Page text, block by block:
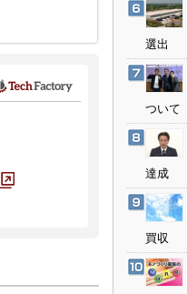
選出
ついて
達成
買収